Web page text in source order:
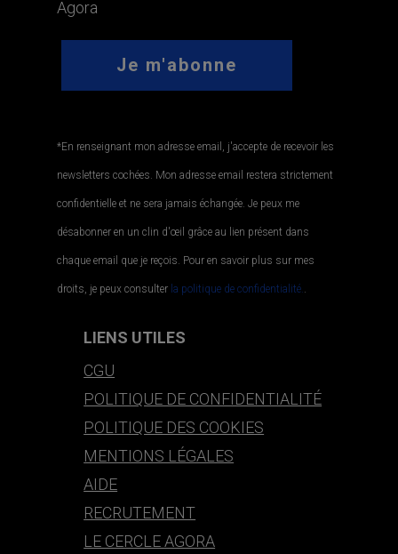
Agora
*En renseignant mon adresse email, j'accepte de recevoir les
newsletters cochées. Mon adresse email restera strictement
confidentielle et ne sera jamais échangée. Je peux me
désabonner en un clin d'œil grâce au lien présent dans
chaque email que je reçois. Pour en savoir plus sur mes
droits, je peux consulter la politique de confidentialité..
LIENS UTILES
CGU
POLITIQUE DE CONFIDENTIALITÉ
POLITIQUE DES COOKIES
MENTIONS LÉGALES
AIDE
RECRUTEMENT
LE CERCLE AGORA